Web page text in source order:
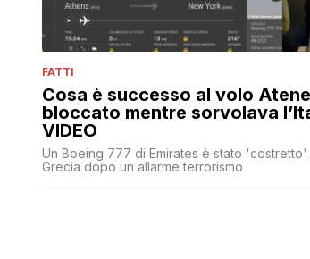
FATTI
Cosa è successo al volo
bloccato mentre sorvolava
VIDEO
Un Boeing 777 di Emirates è stato 'costretto'
Grecia dopo un allarme terrorismo